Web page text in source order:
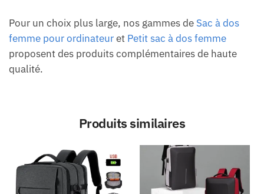
Pour un choix plus large, nos gammes de Sac à dos
femme pour ordinateuret Petit sac à dos femme
proposent des produits complémentaires de haute
qualité.
Produits similaires